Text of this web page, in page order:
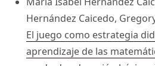
Hernández Caicedo,
El juego como estrategia
aprendizaje de las